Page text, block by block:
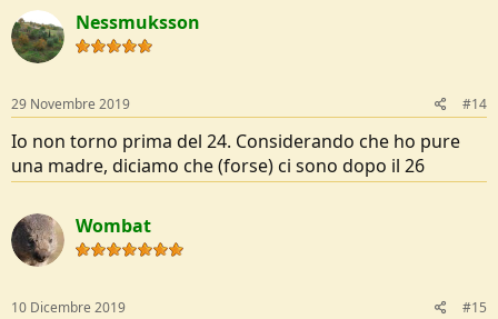
Nessmuksson
29 Novembre 2019 #14
Io non torno prima del 24. Considerando che ho pure
una madre, diciamo che (forse) ci sono dopo il 26
Wombat
10 Dicembre 2019 #15